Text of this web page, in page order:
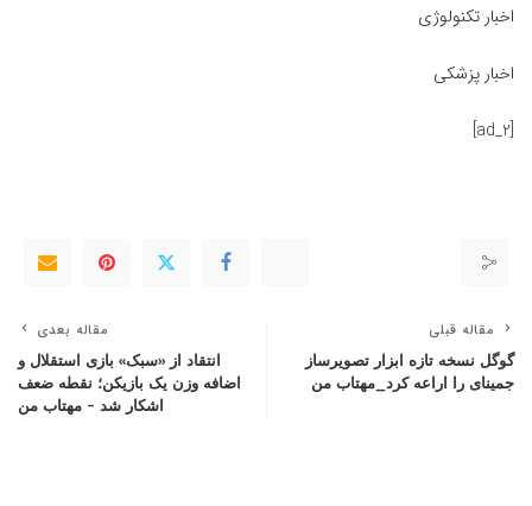
اخبار تکنولوژی
اخبار پزشکی
[ad_2]
مقاله قبلی
گوگل نسخه تازه ابزار تصویرساز
جمینای را اراعه کرد_مهتاب من
مقاله بعدی
انتقاد از «سبک» بازی استقلال و
اضافه وزن یک بازیکن؛ نقطه ضعف
اشکار شد – مهتاب من